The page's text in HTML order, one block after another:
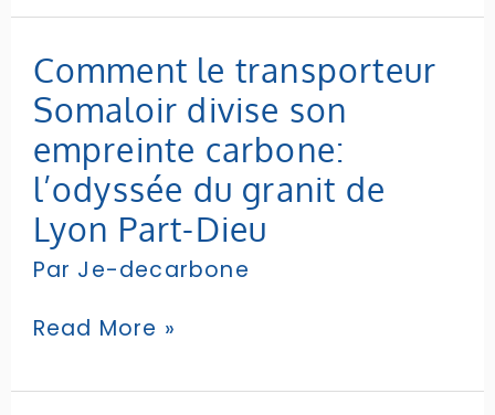
Comment le transporteur
Somaloir divise son
empreinte carbone:
l’odyssée du granit de
Lyon Part-Dieu
Par Je-decarbone
Comment
le
transporteur
Somaloir
divise
son
empreinte
carbone:
l’odyssée
granit
Read More »